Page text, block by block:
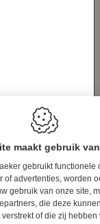
maakt gebruik
gebruikt functionele
of advertenties, worden
gebruik van onze site,
die deze
of die zij